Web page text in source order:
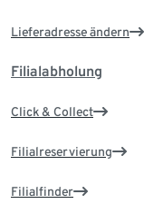
Lieferadresse ändern
Filialabholung
Click & Collect
Filialreservierung
Filialfinder